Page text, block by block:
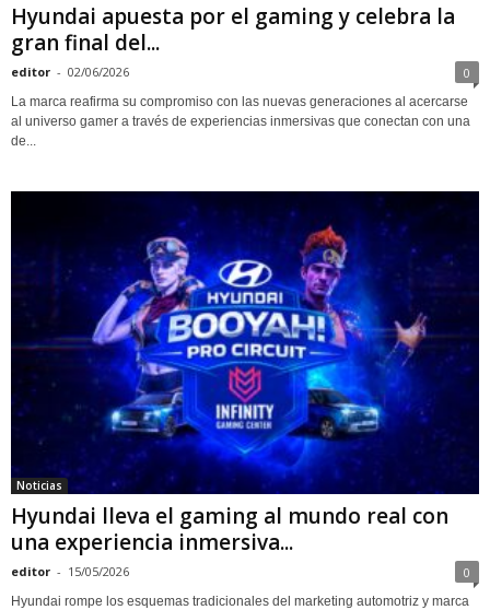
Hyundai apuesta por el gaming y celebra la
gran final del...
editor - 02/06/2026 0
La marca reafirma su compromiso con las nuevas generaciones al acercarse
al universo gamer a través de experiencias inmersivas que conectan con una
de...
Noticias
Hyundai lleva el gaming al mundo real con
una experiencia inmersiva...
editor - 15/05/2026 0
Hyundai rompe los esquemas tradicionales del marketing automotriz y marca